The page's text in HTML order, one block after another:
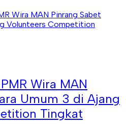
Wira MAN
Umum 3 di Ajang
Tingkat